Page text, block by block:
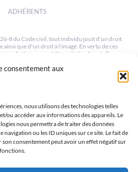
consentement aux
nous utilisons des technologies telles
ou accéder aux informations des appareils. Le
nous permettra de traiter des données
navigation ou les ID uniques sur ce site. Le fait de
consentement peut avoir un effet négatif sur
ADHÉRENTS
8 du Code civil, tout individu jouit d'un droit
ainsi que d'un droit à l'image. En vertu de ces
photos peuvent être retirées de cet album
mev.95@orange.fr